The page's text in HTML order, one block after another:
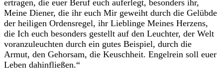
ertragen, die euer Beruf euch auferlegt, besonders ihr,
Meine Diener, die ihr euch Mir geweiht durch die Gelübde
der heiligen Ordensregel, ihr Lieblinge Meines Herzens,
die Ich euch besonders gestellt auf den Leuchter, der Welt
voranzuleuchten durch ein gutes Beispiel, durch die
Armut, den Gehorsam, die Keuschheit. Engelrein soll euer
Leben dahinfließen.“